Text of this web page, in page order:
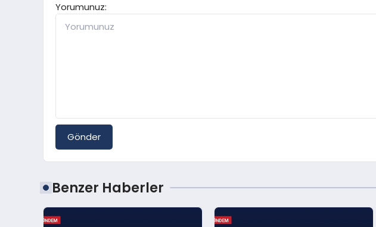
Yorumunuz:
Gönder
Benzer Haberler